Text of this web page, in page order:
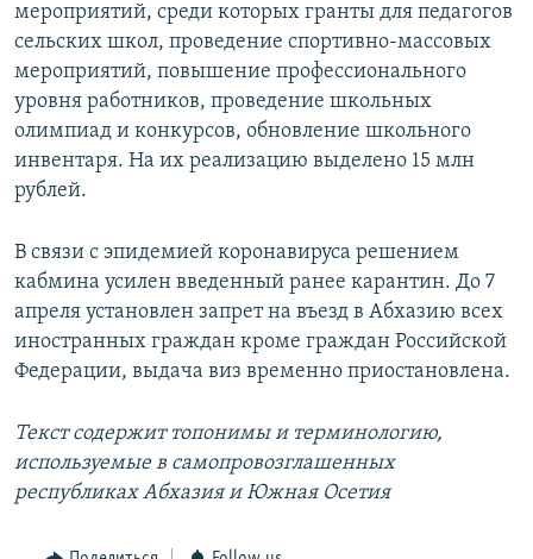
мероприятий, среди которых гранты для педагогов
сельских школ, проведение спортивно-массовых
мероприятий, повышение профессионального
уровня работников, проведение школьных
олимпиад и конкурсов, обновление школьного
инвентаря. На их реализацию выделено 15 млн
рублей.
В связи с эпидемией коронавируса решением
кабмина усилен введенный ранее карантин. До 7
апреля установлен запрет на въезд в Абхазию всех
иностранных граждан кроме граждан Российской
Федерации, выдача виз временно приостановлена.
Текст содержит топонимы и терминологию,
используемые в самопровозглашенных
республиках Абхазия и Южная Осетия